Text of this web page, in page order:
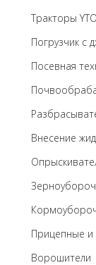
Тракторы
Погрузчик с
Посевная
Внесение
Прицепные и
Ворошители